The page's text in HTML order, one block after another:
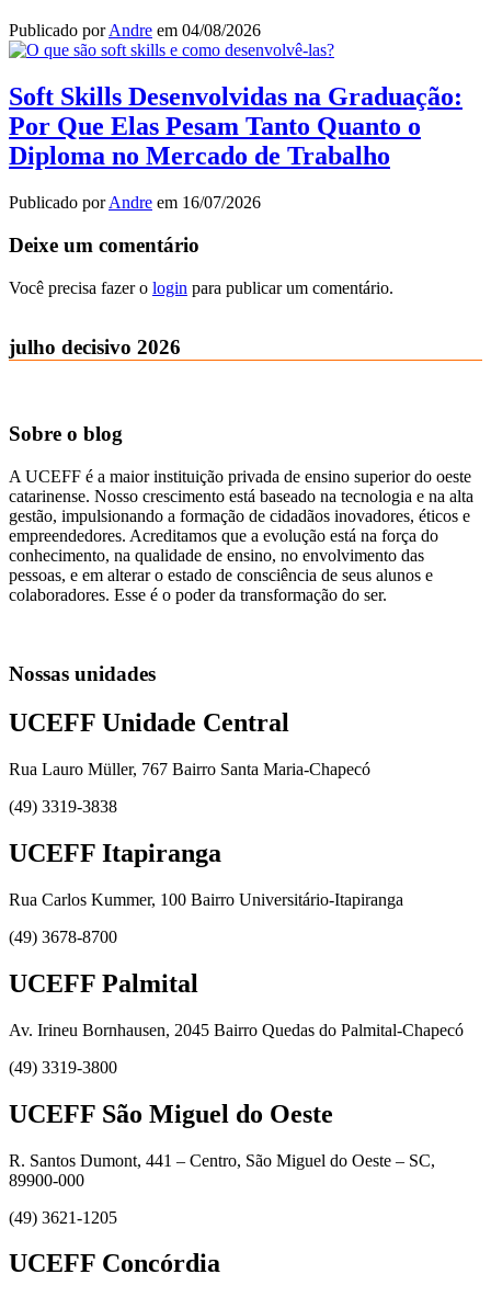
Publicado porAndre em 04/08/2026
Soft Skills Desenvolvidas na Graduação:
Por Que Elas Pesam Tanto Quanto o
Diploma no Mercado de Trabalho
Publicado porAndre em 16/07/2026
Deixe um comentário
Você precisa fazer o login para publicar um comentário.
julho decisivo 2026
Sobre o blog
A UCEFF é a maior instituição privada de ensino superior do oeste
catarinense. Nosso crescimento está baseado na tecnologia e na alta
gestão, impulsionando a formação de cidadãos inovadores, éticos e
empreendedores. Acreditamos que a evolução está na força do
conhecimento, na qualidade de ensino, no envolvimento das
pessoas, e em alterar o estado de consciência de seus alunos e
colaboradores. Esse é o poder da transformação do ser.
Nossas unidades
UCEFF Unidade Central
Rua Lauro Müller, 767 Bairro Santa Maria-Chapecó
(49) 3319-3838
UCEFF Itapiranga
Rua Carlos Kummer, 100 Bairro Universitário-Itapiranga
(49) 3678-8700
UCEFF Palmital
Av. Irineu Bornhausen, 2045 Bairro Quedas do Palmital-Chapecó
(49) 3319-3800
UCEFF São Miguel do Oeste
R. Santos Dumont, 441 – Centro, São Miguel do Oeste – SC,
89900-000
(49) 3621-1205
UCEFF Concórdia